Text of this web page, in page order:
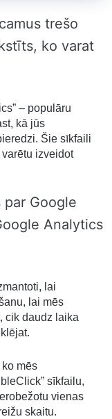
trešo
ko varat
– populāru
kā jūs
Šie sīkfaili
izveidot
Google
Analytics
lai
lai mēs
cik daudz laika
ko mēs
sīkfailu,
vienas
skaitu.